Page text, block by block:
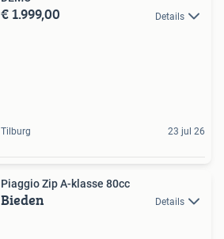
€ 1.999,00 Details
Tilburg 23 jul 26
Piaggio Zip A-klasse 80cc
Bieden Details